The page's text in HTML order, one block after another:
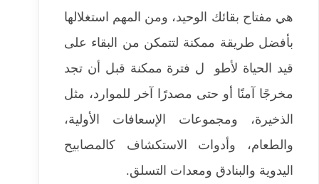
هي مفتاح بقائك الوحيد، ومن المهم استغلالها
بأفضل طريقة ممكنة لتتمكن من البقاء على
قيد الحياة لأطو ل فترة ممكنة قبل أن تجد
مخرجًا آمنًا أو حتى مصدرًا آخر للموارد، مثل
الذخيرة، ومجموعات الإسعافات الأولية،
والطعام، وأدوات الاستكشاف كالمصابيح
اليدوية والبنادق ومعدات التسلق.